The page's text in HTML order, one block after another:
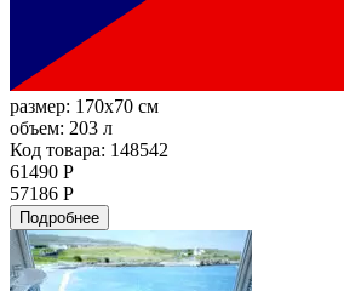
размер: 170x70 см
объем: 203 л
Код товара: 148542
61490 Р
57186 Р
Подробнее